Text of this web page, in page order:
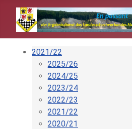
2021/22
2025/26
2024/25
2023/24
2022/23
2021/22
2020/21